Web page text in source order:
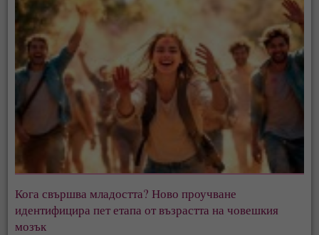
Кога свършва младостта? Ново проучване
идентифицира пет етапа от възрастта на човешкия
мозък